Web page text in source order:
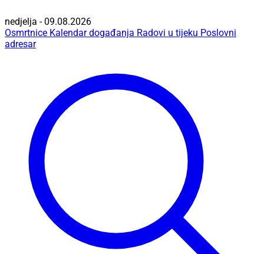
nedjelja - 09.08.2026
Osmrtnice Kalendar događanja Radovi u tijeku Poslovni
adresar